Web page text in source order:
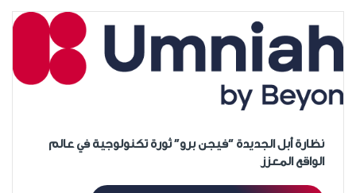
نظارة أبل الجديدة “فيجن برو” ثورة تكنولوجية في عالم
الواقع المعزز